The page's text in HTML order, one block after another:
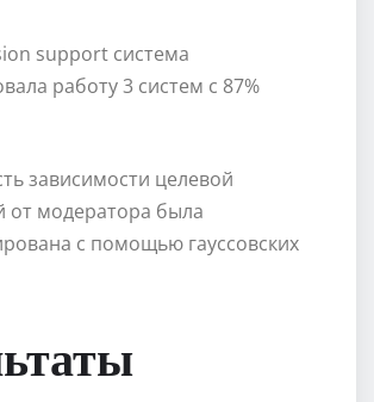
support система
работу 3 систем с 87%
зависимости целевой
от модератора была
с помощью гауссовских